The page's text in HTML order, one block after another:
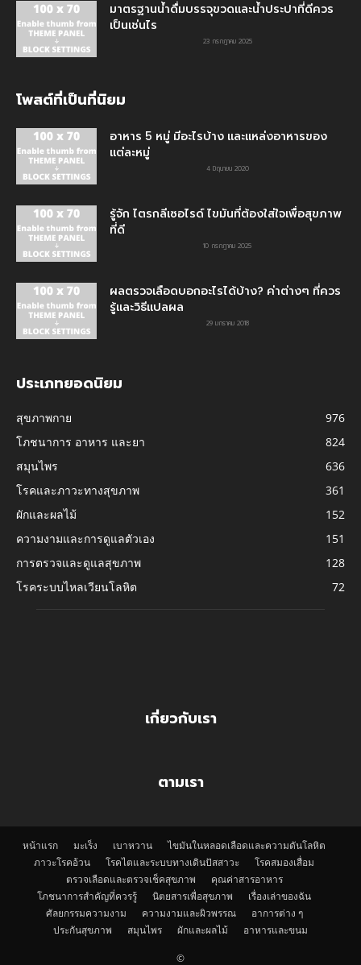
มาตรฐานน้ำดื่มบรรจุขวดและน้ำประปาที่ดีควร
เป็นเช่นไร
23 กรกฎาคม 2025
โพสต์ที่เป็นที่นิยม
อาหาร 5 หมู่ มีอะไรบ้าง และแหล่งอาหารของ
แต่ละหมู่
4 มิถุนายน 2020
รู้จัก ไตรกลีเซอไรด์ ไขมันที่ต้องใส่ใจเพื่อสุขภาพ
ที่ดี
10 กรกฎาคม 2025
ผลตรวจเลือดบอกอะไรได้บ้าง? ค่าต่างๆ ที่ควร
รู้และวิธีแปลผล
29 มกราคม 2018
ประเภทยอดนิยม
สุขภาพกาย
976
โภชนาการ อาหาร และยา
824
สมุนไพร
636
โรคและภาวะทางสุขภาพ
361
ผักและผลไม้
152
ความงามและการดูแลตัวเอง
151
การตรวจและดูแลสุขภาพ
128
โรคระบบไหลเวียนโลหิต
72
เกี่ยวกับเรา
ตามเรา
หน้าแรก มะเร็ง เบาหวาน
ไขมันในหลอดเลือดและความดันโลหิต
ภาวะโรคอ้วน
โรคไตและระบบทางเดินปัสสาวะ
โรคสมองเสื่อม
ตรวจเลือดและตรวจเช็คสุขภาพ
คุณค่าสารอาหาร
โภชนาการสำคัญที่ควรรู้
นิตยสารเพื่อสุขภาพ
เรื่องเล่าของฉัน
ศัลยกรรมความงาม
ความงามและผิวพรรณ
อาการต่าง ๆ
ประกันสุขภาพ
สมุนไพร ผักและผลไม้ อาหารและขนม
©